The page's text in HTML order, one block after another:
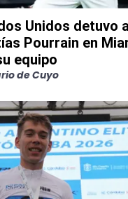
Unidos
Pourrain en
equipo
de Cuyo